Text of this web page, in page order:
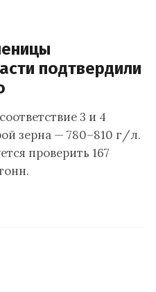
подтвердили
3 и 4
зерна — 780–810 г/л.
проверить 167